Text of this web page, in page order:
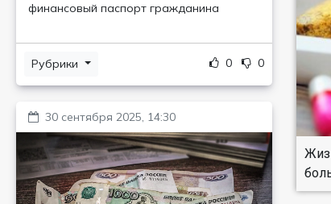
финансовый паспорт гражданина
Рубрики 0 0
30 сентября 2025, 14:30